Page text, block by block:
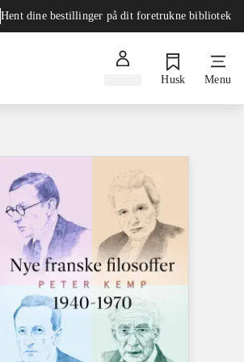
Hent dine bestillinger på dit foretrukne bibliotek
Husk Menu